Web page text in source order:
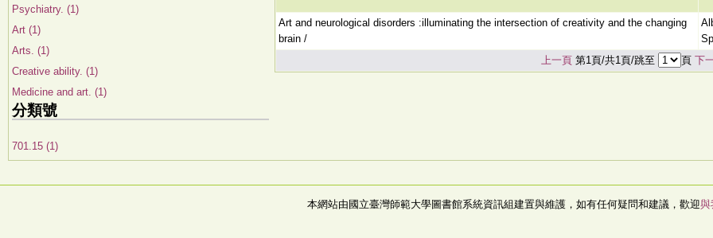
Psychiatry. (1)
Art (1)
Arts. (1)
Creative ability. (1)
Medicine and art. (1)
分類號
701.15 (1)
Art and neurological disorders :illuminating the intersection of creativity and the changing
brain /
上一頁 第1頁/共1頁/跳至 頁 下
本網站由國立臺灣師範大學圖書館系統資訊組建置與維護，如有任何疑問和建議，歡迎與